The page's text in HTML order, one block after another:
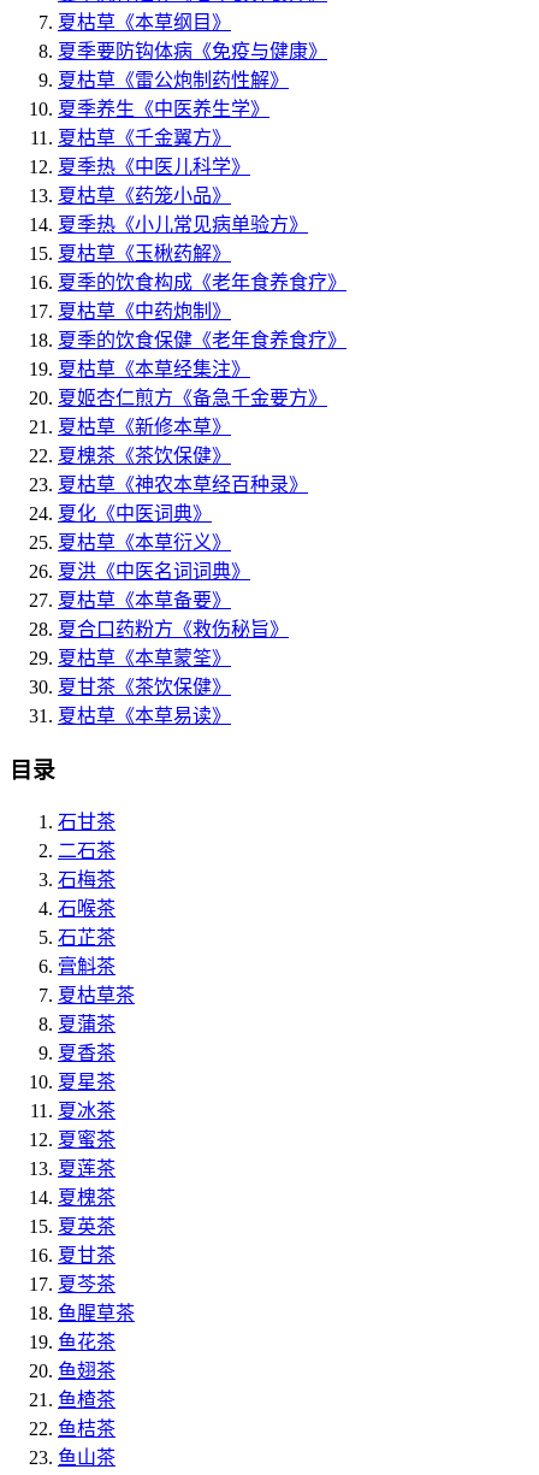
夏枯草 《本草纲目》
夏季要防钩体病 《免疫与健康》
夏枯草 《雷公炮制药性解》
夏季养生 《中医养生学》
夏枯草 《千金翼方》
夏季热 《中医儿科学》
夏枯草 《药笼小品》
夏季热 《小儿常见病单验方》
夏枯草 《玉楸药解》
夏季的饮食构成 《老年食养食疗》
夏枯草 《中药炮制》
夏季的饮食保健 《老年食养食疗》
夏枯草 《本草经集注》
夏姬杏仁煎方 《备急千金要方》
夏枯草 《新修本草》
夏槐茶 《茶饮保健》
夏枯草 《神农本草经百种录》
夏化 《中医词典》
夏枯草 《本草衍义》
夏洪 《中医名词词典》
夏枯草 《本草备要》
夏合口药粉方 《救伤秘旨》
夏枯草 《本草蒙筌》
夏甘茶 《茶饮保健》
夏枯草 《本草易读》
目录
石甘茶
二石茶
石梅茶
石喉茶
石芷茶
膏斛茶
夏枯草茶
夏蒲茶
夏香茶
夏星茶
夏冰茶
夏蜜茶
夏莲茶
夏槐茶
夏英茶
夏甘茶
夏芩茶
鱼腥草茶
鱼花茶
鱼翅茶
鱼楂茶
鱼桔茶
鱼山茶